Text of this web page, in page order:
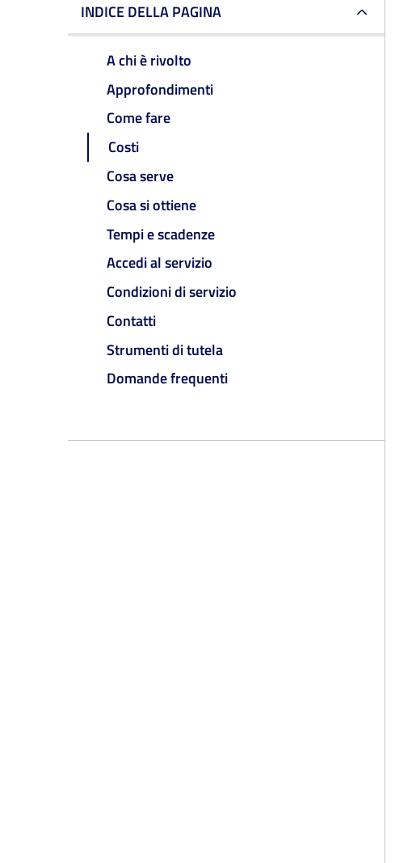
INDICE DELLA PAGINA
A chi è rivolto
Approfondimenti
Come fare
Costi
Cosa serve
Cosa si ottiene
Tempi e scadenze
Accedi al servizio
Condizioni di servizio
Contatti
Strumenti di tutela
Domande frequenti